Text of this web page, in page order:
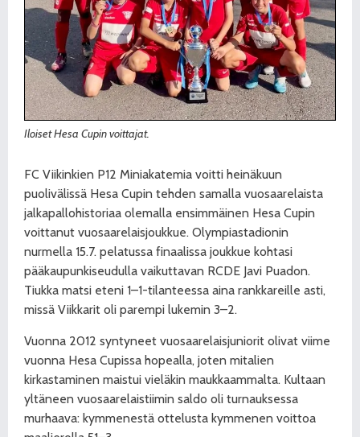
Iloiset Hesa Cupin voittajat.
FC Viikinkien P12 Miniakatemia voitti heinäkuun
puolivälissä Hesa Cupin tehden samalla vuosaarelaista
jalkapallohistoriaa olemalla ensimmäinen Hesa Cupin
voittanut vuosaarelaisjoukkue. Olympiastadionin
nurmella 15.7. pelatussa finaalissa joukkue kohtasi
pääkaupunkiseudulla vaikuttavan RCDE Javi Puadon.
Tiukka matsi eteni 1–1-tilanteessa aina rankkareille asti,
missä Viikkarit oli parempi lukemin 3–2.
Vuonna 2012 syntyneet vuosaarelaisjuniorit olivat viime
vuonna Hesa Cupissa hopealla, joten mitalien
kirkastaminen maistui vieläkin maukkaammalta. Kultaan
yltäneen vuosaarelaistiimin saldo oli turnauksessa
murhaava: kymmenestä ottelusta kymmenen voittoa